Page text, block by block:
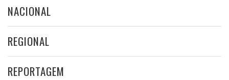
NACIONAL
REGIONAL
REPORTAGEM